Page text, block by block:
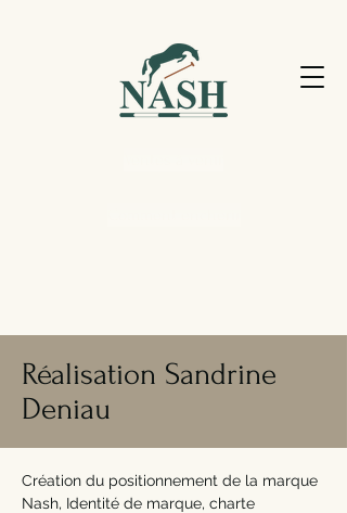
Réalisation Sandrine
Deniau
Création du positionnement de la marque
Nash, Identité de marque, charte